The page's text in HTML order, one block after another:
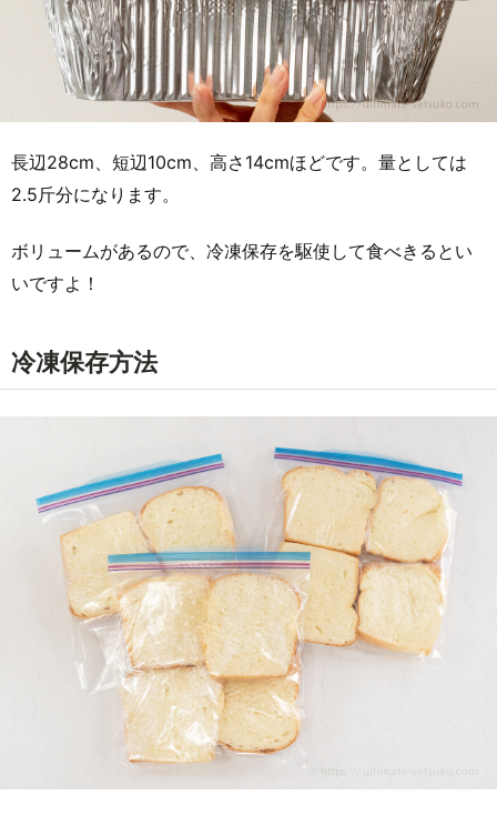
長辺28cm、短辺10cm、高さ14cmほどです。量としては
2.5斤分になります。
ボリュームがあるので、冷凍保存を駆使して食べきるとい
いですよ！
冷凍保存方法